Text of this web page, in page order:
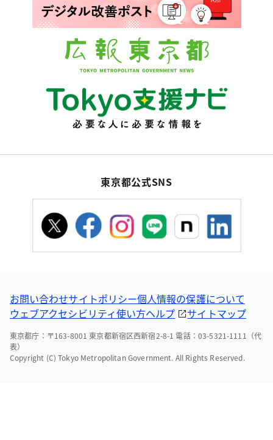
東京都公式SNS
お問い合わせサイトポリシー個人情報の保護について
ウェブアクセシビリティ使い方ヘルプ サイトマップ
東京都庁：〒163-8001 東京都新宿区西新宿2-8-1 電話：03-5321-1111（代
表）
Copyright (C) Tokyo Metropolitan Government. All Rights Reserved.